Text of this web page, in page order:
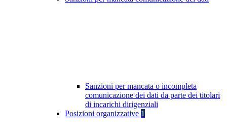
Sanzioni per mancata o incompleta
comunicazione dei dati da parte dei titolari
di incarichi dirigenziali
Posizioni organizzative 1